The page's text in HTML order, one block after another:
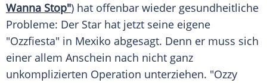
Wanna Stop") hat offenbar wieder gesundheitliche
Probleme: Der Star hat jetzt seine eigene
"Ozzfiesta" in Mexiko abgesagt. Denn er muss sich
einer allem Anschein nach nicht ganz
unkomplizierten Operation unterziehen. "Ozzy